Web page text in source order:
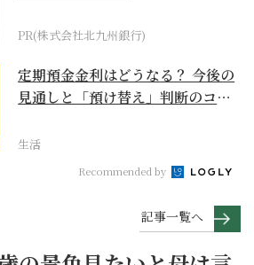
PR(株式会社北九州銀行)
定期預金金利はどうなる？ 今後の
見通しと「預け替え」判断のコツ
生活
Recommended by
記事一覧へ